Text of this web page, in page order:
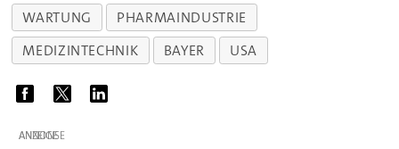
WARTUNG
PHARMAINDUSTRIE
MEDIZINTECHNIK
BAYER USA
ANZEIGE